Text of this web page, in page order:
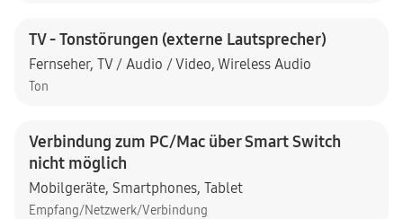
TV - Tonstörungen (externe Lautsprecher)
Fernseher, TV / Audio / Video, Wireless Audio
Ton
Verbindung zum PC/Mac über Smart Switch
nicht möglich
Mobilgeräte, Smartphones, Tablet
Empfang/Netzwerk/Verbindung